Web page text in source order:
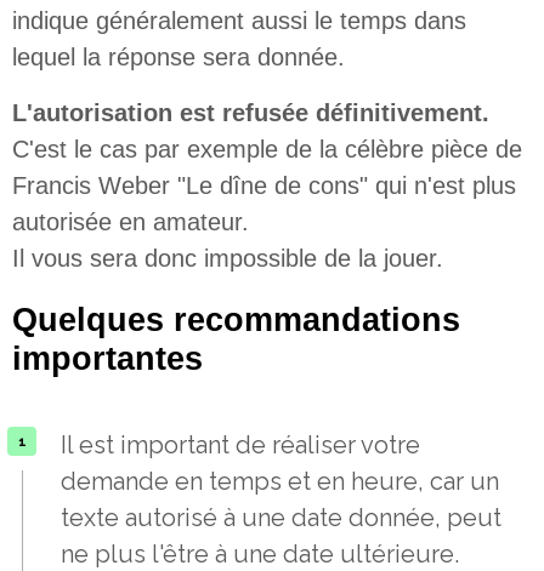
indique généralement aussi le temps dans
lequel la réponse sera donnée.
L'autorisation est refusée définitivement.
C'est le cas par exemple de la célèbre pièce de
Francis Weber "Le dîne de cons" qui n'est plus
autorisée en amateur.
Il vous sera donc impossible de la jouer.
Quelques recommandations
importantes
Il est important de réaliser votre
demande en temps et en heure, car un
texte autorisé à une date donnée, peut
ne plus l'être à une date ultérieure.